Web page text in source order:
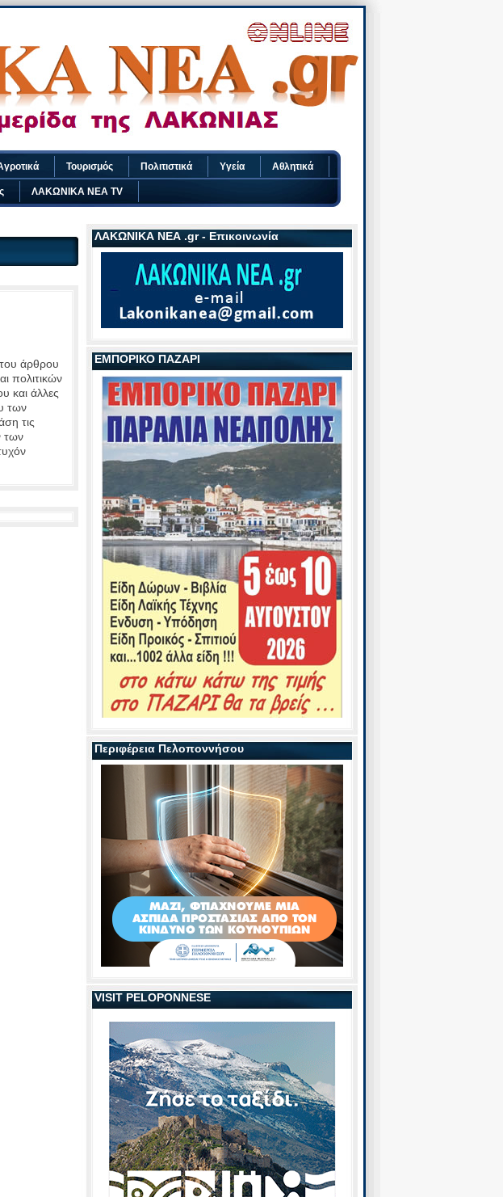
ΛΑΚΩΝΙΚΑ ΝΕΑ .gr - Επικοινωνία
ΕΜΠΟΡΙΚΟ ΠΑΖΑΡΙ
Περιφέρεια Πελοποννήσου
VISIT PELOPONNESE
άρθρου
πολιτικών
και άλλες
των
τις
των
Τουρισμός Πολιτιστικά Υγεία Αθλητικά
ΛΑΚΩΝΙΚΑ ΝΕΑ TV